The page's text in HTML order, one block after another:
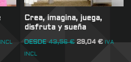
Crea, imagina, juega,
disfruta y sueña
DESDE 43,56€ 29,04€ IVA
INCL